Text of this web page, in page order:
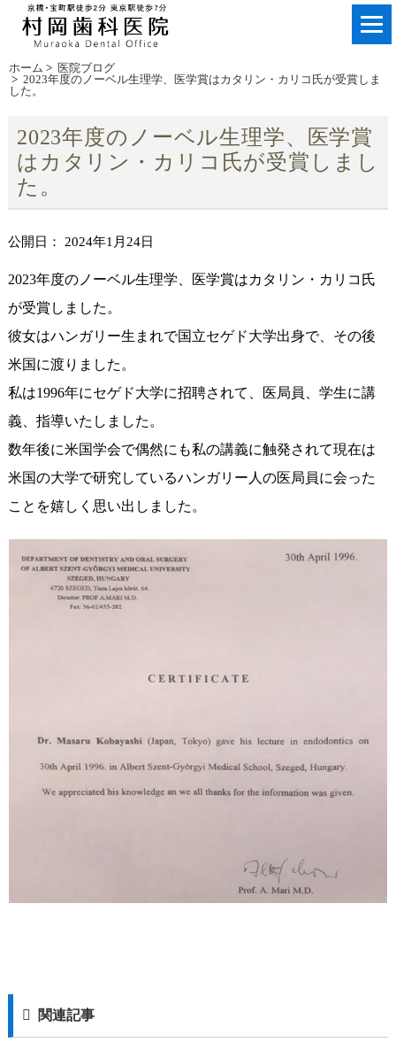
ホーム > 医院ブログ
> 2023年度のノーベル生理学、医学賞はカタリン・カリコ氏が受賞しま
した。
2023年度のノーベル生理学、医学賞
はカタリン・カリコ氏が受賞しまし
た。
公開日： 2024年1月24日
2023年度のノーベル生理学、医学賞はカタリン・カリコ氏
が受賞しました。
彼女はハンガリー生まれで国立セゲド大学出身で、その後
米国に渡りました。
私は1996年にセゲド大学に招聘されて、医局員、学生に講
義、指導いたしました。
数年後に米国学会で偶然にも私の講義に触発されて現在は
米国の大学で研究しているハンガリー人の医局員に会った
ことを嬉しく思い出しました。
関連記事